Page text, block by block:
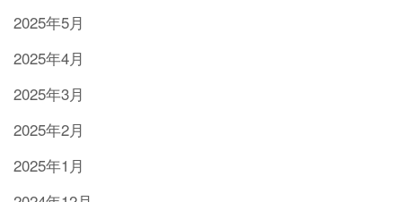
2025年5月
2025年4月
2025年3月
2025年2月
2025年1月